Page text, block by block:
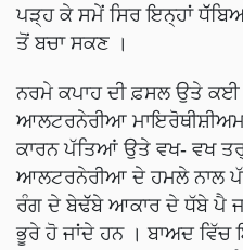
ਪੜ੍ਹ ਕੇ ਸਮੇਂ ਸਿਰ ਇਨ੍ਹਾਂ
ਤੋਂ ਬਚਾ ਸਕਣ ।
ਨਰਮੇ ਕਪਾਹ ਦੀ ਫ਼ਸਲ ਉਤੇ ਕਈ
ਆਲਟਰਨੇਰੀਆ
ਕਾਰਨ ਪੱਤਿਆਂ ਉਤੇ ਵਖ- ਵਖ
ਆਲਟਰਨੇਰੀਆ ਦੇ ਹਮਲੇ ਨਾਲ
ਰੰਗ ਦੇ ਬੇਢੱੱਬੇ ਆਕਾਰ ਦੇ ਧੱਬੇ ਪੈ
ਭੂਰੇ ਹੋ ਜਾਂਦੇ ਹਨ । ਬਾਅਦ